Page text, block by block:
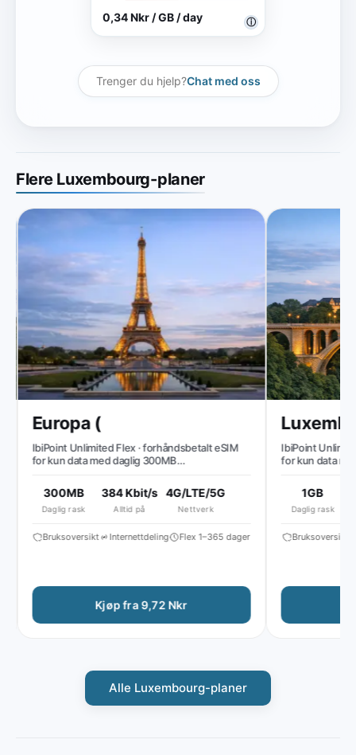
ⓘ
0,34 Nkr / GB / day
Trenger du hjelp?Chat med oss
Flere Luxembourg-planer
Europa (
IbiPoint Unlimited Flex · forhåndsbetalt eSIM
for kun data med daglig 300MB
hastighet til ~384 Kbit/s*
300MB
Daglig rask
384 Kbit/s
Alltid på
4G/LTE/5G
Nettverk
Bruksoversikt Internettdeling Flex 1–365 dager
Kjøp fra 9,72 Nkr
IbiPoint
for kun data med
hastighet til
1GB
Daglig rask
Bruksoversikt
Alle Luxembourg-planer